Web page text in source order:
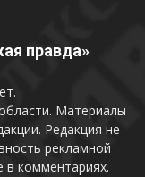
правда»
Материалы
Редакция не
рекламной
в комментариях.